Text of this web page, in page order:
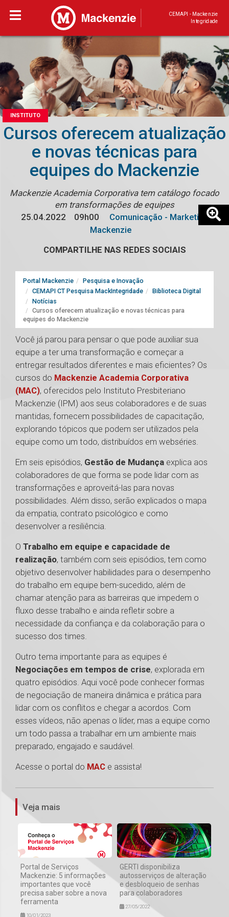
CEMAPI - Mackenzie
Integridade
INSTITUTO
Cursos oferecem atualização
e novas técnicas para
equipes do Mackenzie
Mackenzie Academia Corporativa tem catálogo focado
em transformações de equipes
25.04.2022
09h00
Comunicação - Marketing
Mackenzie
COMPARTILHE NAS REDES SOCIAIS
Portal Mackenzie
Pesquisa e Inovação
CEMAPI CT Pesquisa MackIntegridade
Biblioteca Digital
Notícias
Cursos oferecem atualização e novas técnicas para
equipes do Mackenzie
Você já parou para pensar o que pode auxiliar sua
equipe a ter uma transformação e começar a
entregar resultados diferentes e mais eficientes? Os
cursos do Mackenzie Academia Corporativa
(MAC), oferecidos pelo Instituto Presbiteriano
Mackenzie (IPM) aos seus colaboradores e de suas
mantidas, fornecem possibilidades de capacitação,
explorando tópicos que podem ser utilizados pela
equipe como um todo, distribuídos em webséries.
Em seis episódios, Gestão de Mudança explica aos
colaboradores de que forma se pode lidar com as
transformações e aproveitá-las para novas
possibilidades. Além disso, serão explicados o mapa
da empatia, contrato psicológico e como
desenvolver a resiliência.
O Trabalho em equipe e capacidade de
realização, também com seis episódios, tem como
objetivo desenvolver habilidades para o desempenho
do trabalho em equipe bem-sucedido, além de
chamar atenção para as barreiras que impedem o
fluxo desse trabalho e ainda refletir sobre a
necessidade da confiança e da colaboração para o
sucesso dos times.
Outro tema importante para as equipes é
Negociações em tempos de crise, explorada em
quatro episódios. Aqui você pode conhecer formas
de negociação de maneira dinâmica e prática para
lidar com os conflitos e chegar a acordos. Com
esses vídeos, não apenas o líder, mas a equipe como
um todo passa a trabalhar em um ambiente mais
preparado, engajado e saudável.
Acesse o portal do MAC e assista!
1
Veja mais
Portal de Serviços
Mackenzie: 5 informações
importantes que você
precisa saber sobre a nova
ferramenta
10/01/2023
GERTI disponibiliza
autosserviços de alteração
e desbloqueio de senhas
para colaboradores
27/05/2022